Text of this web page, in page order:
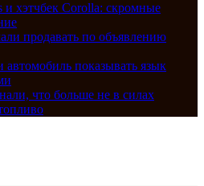
и хэтчбек Corolla: скромные
продавать по объявлению
показывать язык
что больше не в силах